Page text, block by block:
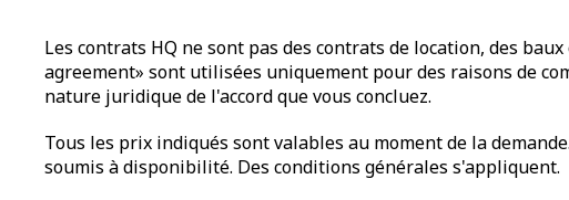
Les contrats HQ ne sont pas des contrats de location, des
agreement» sont utilisées uniquement pour des raisons de
nature juridique de l'accord que vous concluez.
Tous les prix indiqués sont valables au moment de la
soumis à disponibilité. Des conditions générales s'appliquent.